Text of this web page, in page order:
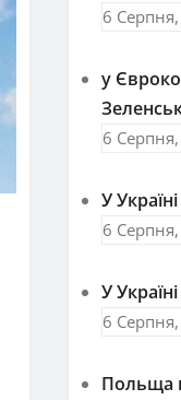
6
у
6
У
6
У
6
Польща